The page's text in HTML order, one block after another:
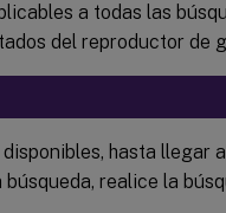
a todas las
del reproductor de
hasta llegar
realice la